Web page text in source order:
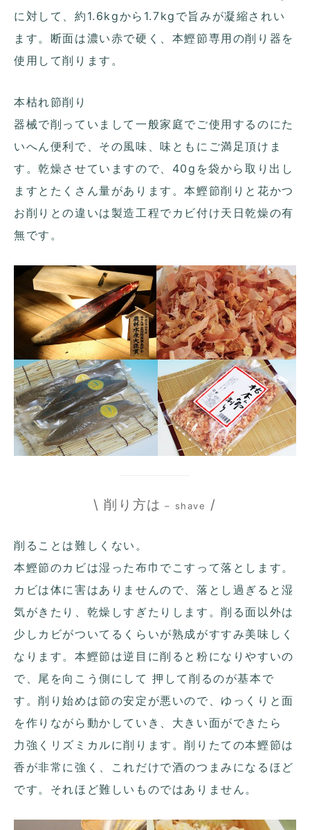
に対して、約1.6kgから1.7kgで旨みが凝縮されい
ます。断面は濃い赤で硬く、本鰹節専用の削り器を
使用して削ります。
本枯れ節削り
器械で削っていまして一般家庭でご使用するのにた
いへん便利で、その風味、味ともにご満足頂けま
す。乾燥させていますので、40gを袋から取り出し
ますとたくさん量があります。本鰹節削りと花かつ
お削りとの違いは製造工程でカビ付け天日乾燥の有
無です。
\ 削り方は – shave /
削ることは難しくない。
本鰹節のカビは湿った布巾でこすって落とします。
カビは体に害はありませんので、落とし過ぎると湿
気がきたり、乾燥しすぎたりします。削る面以外は
少しカビがついてるくらいが熟成がすすみ美味しく
なります。本鰹節は逆目に削ると粉になりやすいの
で、尾を向こう側にして 押して削るのが基本で
す。削り始めは節の安定が悪いので、ゆっくりと面
を作りながら動かしていき、大きい面ができたら
力強くリズミカルに削ります。削りたての本鰹節は
香が非常に強く、これだけで酒のつまみになるほど
です。それほど難しいものではありません。